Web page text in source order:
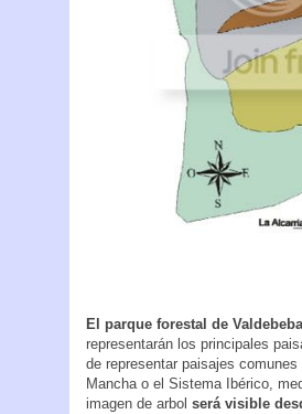
El parque forestal de
representarán los principales
de representar paisajes
Mancha o el Sistema Ibérico,
imagen de arbol será visible